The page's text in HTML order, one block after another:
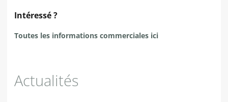
Intéressé ?
Toutes les informations commerciales ici